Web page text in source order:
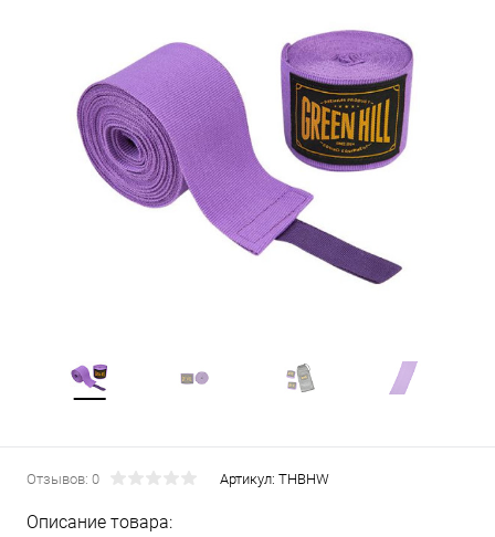
Отзывов: 0 Артикул: THBHW
Описание товара: